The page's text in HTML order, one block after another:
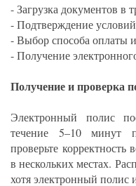
- Загрузка документов в
- Подтверждение
- Выбор способа оплаты
- Получение
Получение и проверка
Электронный полис
течение 5–10 минут
проверьте
в нескольких местах.
хотя электронный